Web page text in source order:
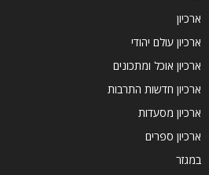
ארכיון
ארכיון עולם יהודי
ארכיון אוכל ומתכונים
ארכיון חדשות התרבות
ארכיון מסעדות
ארכיון ספרים
במגזר